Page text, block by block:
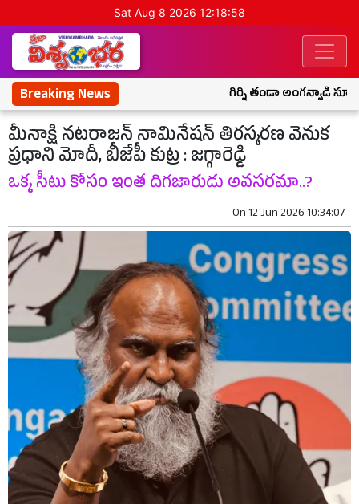
Sat Aug 8 2026 12:18:59
Breaking News గిర్ని తండా అంగన్వాడి
మీనాక్షి నటరాజన్ నామినేషన్ తిరస్కరణ వెనుక
ప్రధాని మోదీ, బీజేపీ కుట్ర : జగ్గారెడ్డి
ఒక్క సీటు కోసం ఇంత దిగజారుడు అవసరమా..?
On12 Jun 2026 10:34:07